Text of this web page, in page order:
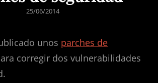
PUBLICADO
25/06/2014
unos parches de
corregir dos vulnerabilidades